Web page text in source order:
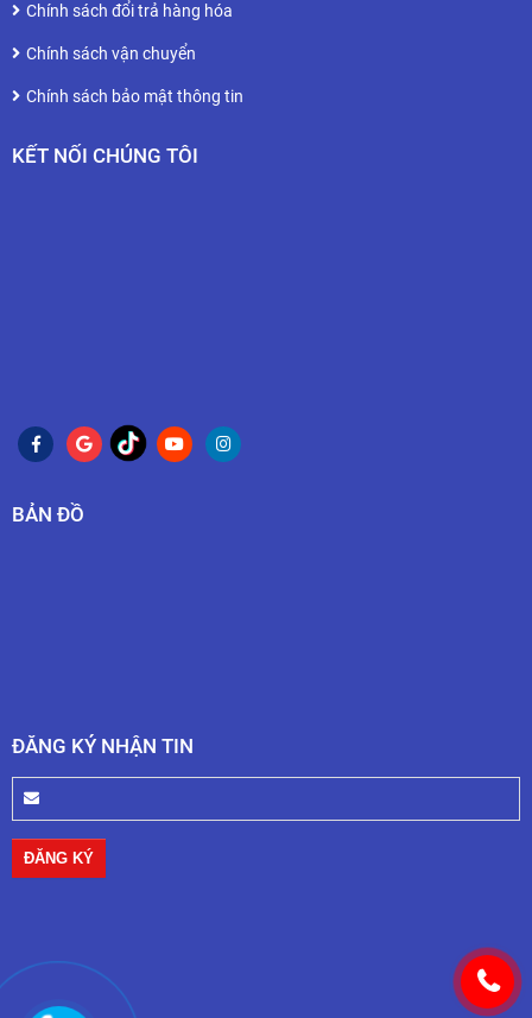
Chính sách đổi trả hàng hóa
Chính sách vận chuyển
Chính sách bảo mật thông tin
KẾT NỐI CHÚNG TÔI
BẢN ĐỒ
ĐĂNG KÝ NHẬN TIN